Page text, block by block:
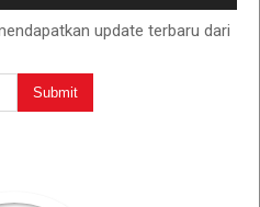
update terbaru dari